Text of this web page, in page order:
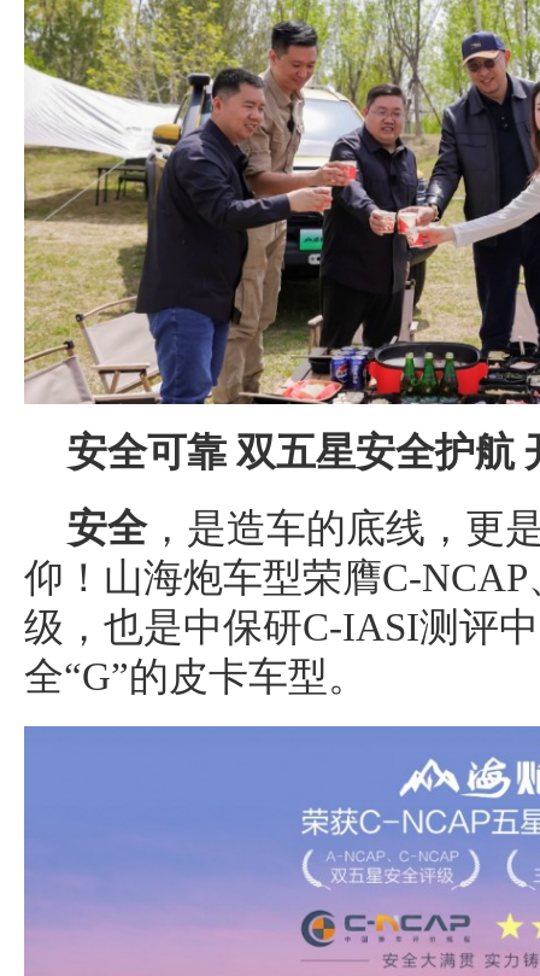
安全可靠 双五星安全护航
安全，是造车的底线，更
仰！山海炮车型荣膺C-
级，也是中保研C-IASI测评
全“G”的皮卡车型。